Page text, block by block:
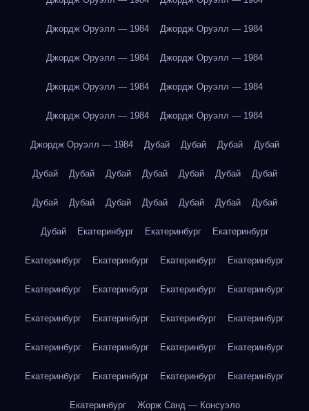
Джордж Оруэлл — 1984 Джордж Оруэлл — 1984
Джордж Оруэлл — 1984 Джордж Оруэлл — 1984
Джордж Оруэлл — 1984 Джордж Оруэлл — 1984
Джордж Оруэлл — 1984 Джордж Оруэлл — 1984
Джордж Оруэлл — 1984 Дубай Дубай Дубай Дубай
Дубай Дубай Дубай Дубай Дубай Дубай Дубай
Дубай Дубай Дубай Дубай Дубай Дубай Дубай
Дубай Екатеринбург Екатеринбург Екатеринбург
Екатеринбург Екатеринбург Екатеринбург Екатеринбург
Екатеринбург Екатеринбург Екатеринбург Екатеринбург
Екатеринбург Екатеринбург Екатеринбург Екатеринбург
Екатеринбург Екатеринбург Екатеринбург Екатеринбург
Екатеринбург Екатеринбург Екатеринбург Екатеринбург
Екатеринбург Жорж Санд — Консуэло